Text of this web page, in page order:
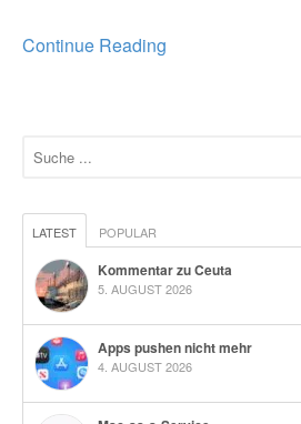
Continue Reading
LATEST POPULAR
Kommentar zu Ceuta
5. AUGUST 2026
Apps pushen nicht mehr
4. AUGUST 2026